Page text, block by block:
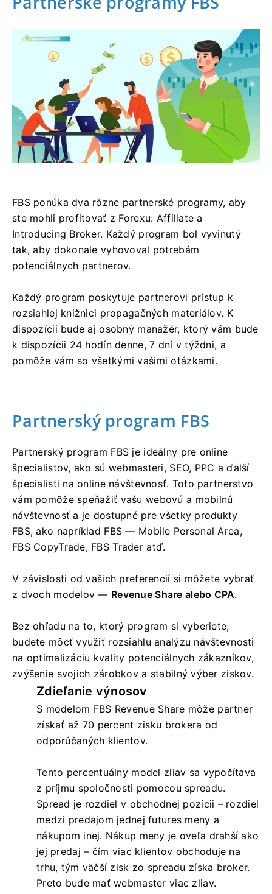
FBS ponúka dva rôzne partnerské programy, aby
ste mohli profitovať z Forexu: Affiliate a
Introducing Broker. Každý program bol vyvinutý
tak, aby dokonale vyhovoval potrebám
potenciálnych partnerov.
Každý program poskytuje partnerovi prístup k
rozsiahlej knižnici propagačných materiálov. K
dispozícii bude aj osobný manažér, ktorý vám bude
k dispozícii 24 hodín denne, 7 dní v týždni, a
pomôže vám so všetkými vašimi otázkami.
Partnerský program FBS
Partnerský program FBS je ideálny pre online
špecialistov, ako sú webmasteri, SEO, PPC a ďalší
špecialisti na online návštevnosť. Toto partnerstvo
vám pomôže speňažiť vašu webovú a mobilnú
návštevnosť a je dostupné pre všetky produkty
FBS, ako napríklad FBS — Mobile Personal Area,
FBS CopyTrade, FBS Trader atď.
V závislosti od vašich preferencií si môžete vybrať
z dvoch modelov — Revenue Share alebo CPA.
Bez ohľadu na to, ktorý program si vyberiete,
budete môcť využiť rozsiahlu analýzu návštevnosti
na optimalizáciu kvality potenciálnych zákazníkov,
zvýšenie svojich zárobkov a stabilný výber ziskov.
Zdieľanie výnosov
S modelom FBS Revenue Share môže partner
získať až 70 percent zisku brokera od
odporúčaných klientov.
Tento percentuálny model zliav sa vypočítava
z príjmu spoločnosti pomocou spreadu.
Spread je rozdiel v obchodnej pozícii – rozdiel
medzi predajom jednej futures meny a
nákupom inej. Nákup meny je oveľa drahší ako
jej predaj – čím viac klientov obchoduje na
trhu, tým väčší zisk zo spreadu získa broker.
Preto bude mať webmaster viac zliav.